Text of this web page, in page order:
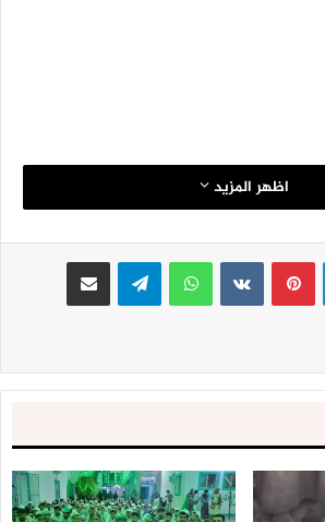
اظهر المزيد
لينكدإنبينتيريست واتساب تيلقرام مشاركة عبر البريد